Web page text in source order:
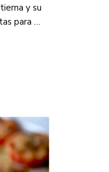
y su
para …